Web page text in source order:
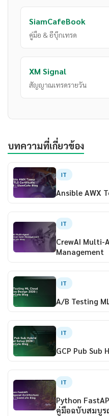
SiamCafeBook
คู่มือ & อีบุ๊กเทรด
XM Signal
สัญญาณเทรดรายวัน
บทความที่เกี่ยวข้อง
IT
Ansible AWX
IT
CrewAI Multi-
Management
IT
A/B Testing
IT
GCP Pub Sub
IT
Python
คู่มือฉบับสมบูร